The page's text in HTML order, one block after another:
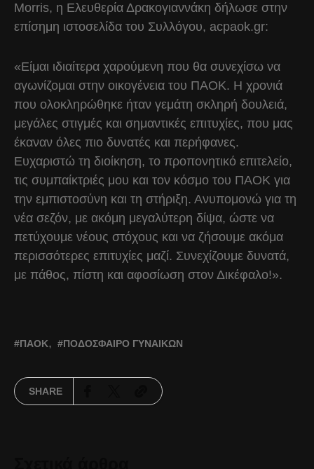
Morris, η Ελευθερία Δρακογιαννάκη δήλωσε στην
επίσημη ιστοσελίδα του Συλλόγου, acpaok.gr:
«Είμαι ιδιαίτερα χαρούμενη που θα συνεχίσω να
αγωνίζομαι στην οικογένεια του ΠΑΟΚ. Η χρονιά
που ολοκληρώθηκε ήταν γεμάτη σκληρή δουλειά,
μεγάλες στιγμές και σημαντικές επιτυχίες, που μας
έκαναν όλες πιο δυνατές και περήφανες.
Ευχαριστώ τη διοίκηση, το προπονητικό επιτελείο,
τις συμπαίκτριές μου και τον κόσμο του ΠΑΟΚ για
την εμπιστοσύνη και τη στήριξη. Ανυπομονώ για τη
νέα σεζόν, με ακόμη μεγαλύτερη δίψα, ώστε να
πετύχουμε νέους στόχους και να ζήσουμε ακόμα
περισσότερες επιτυχίες μαζί. Συνεχίζουμε δυνατά,
με πάθος, πίστη και αφοσίωση στον Δικέφαλο!».
ΠΑΟΚ ΠΟΔΌΣΦΑΙΡΟ ΓΥΝΑΙΚΏΝ
SHARE